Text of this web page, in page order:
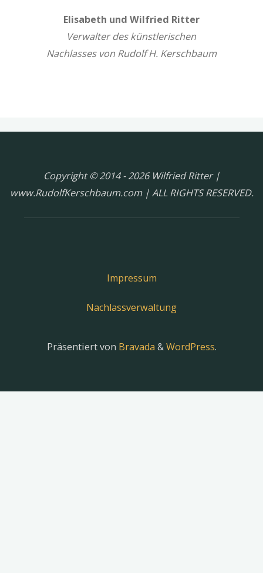
Elisabeth und Wilfried Ritter
Verwalter des künstlerischen
Nachlasses von Rudolf H. Kerschbaum
Copyright © 2014 - 2026 Wilfried Ritter |
www.RudolfKerschbaum.com | ALL RIGHTS RESERVED.
Impressum
Nachlassverwaltung
Präsentiert von Bravada &WordPress.